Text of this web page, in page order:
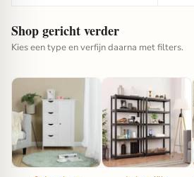
Shop gericht verder
Kies een type en verfijn daarna met filters.